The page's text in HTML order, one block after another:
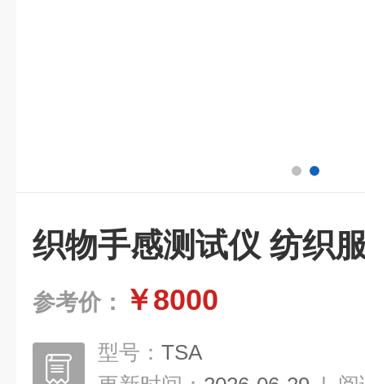
织物手感测试仪 纺织
参考价： ￥8000
型号： TSA